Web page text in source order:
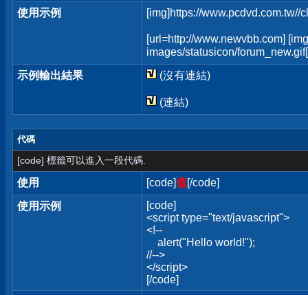
使用示例
[img]https://www.pcdvd.com.tw//
[url=http://www.newvbb.com]
images/statusicon/
示例輸出結果
(沒有連結)
(連結)
代碼
[code] 標籤可以進入一段代碼.
使用 [code]值[/code]
使用示例
[code]
<script type="text/javascript">
<!--
alert("Hello world!");
//-->
</script>
[/code]